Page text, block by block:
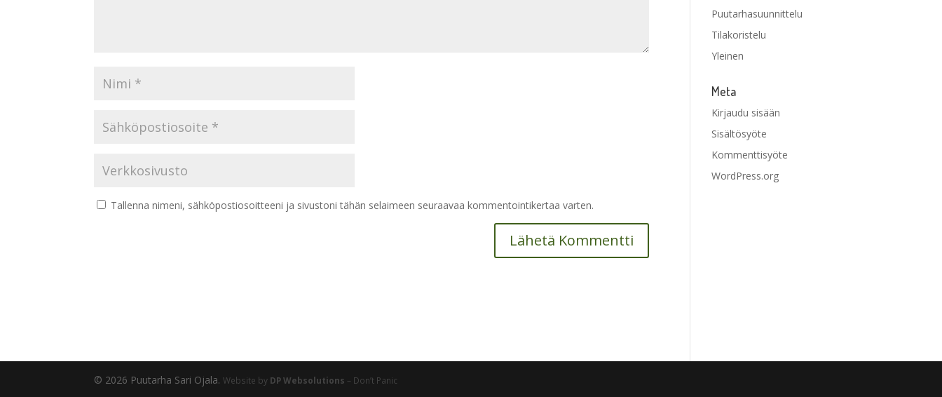
Tallenna nimeni, sähköpostiosoitteeni ja sivustoni tähän selaimeen seuraavaa kommentointikertaa varten.
Puutarhasuunnittelu
Tilakoristelu
Yleinen
Meta
Kirjaudu sisään
Sisältösyöte
Kommenttisyöte
WordPress.org
© 2026 Puutarha Sari Ojala.Website by DP Websolutions – Don’t Panic